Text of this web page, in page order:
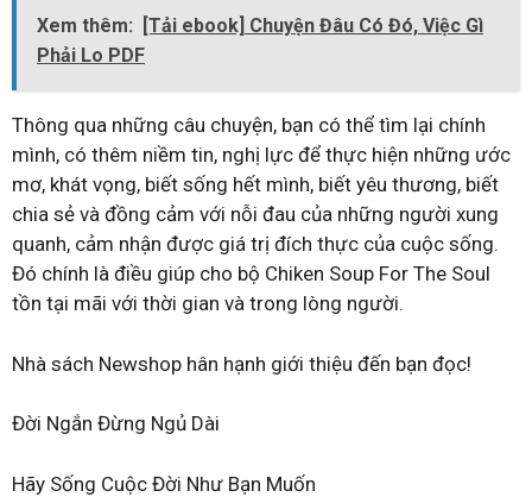
Xem thêm:
[Tải ebook] Chuyện Đâu Có Đó, Việc Gì
Phải Lo PDF
Thông qua những câu chuyện, bạn có thể tìm lại chính
mình, có thêm niềm tin, nghị lực để thực hiện những ước
mơ, khát vọng, biết sống hết mình, biết yêu thương, biết
chia sẻ và đồng cảm với nỗi đau của những người xung
quanh, cảm nhận được giá trị đích thực của cuộc sống.
Đó chính là điều giúp cho bộ Chiken Soup For The Soul
tồn tại mãi với thời gian và trong lòng người.
Nhà sách Newshop hân hạnh giới thiệu đến bạn đọc!
Đời Ngắn Đừng Ngủ Dài
Hãy Sống Cuộc Đời Như Bạn Muốn